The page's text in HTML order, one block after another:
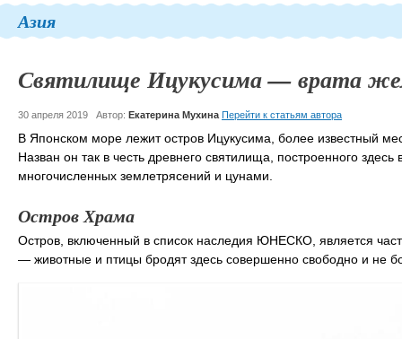
Азия
Святилище Ицукусима — врата
30 апреля 2019 Автор: Екатерина Мухина Перейти к статьям автора
В Японском море лежит остров Ицукусима, более известный
Назван он так в честь древнего святилища, построенного
многочисленных землетрясений и цунами.
Остров Храма
Остров, включенный в список наследия ЮНЕСКО, является
— животные и птицы бродят здесь совершенно свободно и не